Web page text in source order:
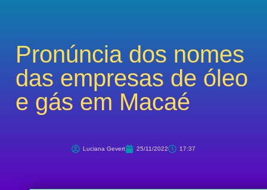
Pronúncia dos nomes
das empresas de óleo
e gás em Macaé
Luciana Gevert 25/11/2022 17:37